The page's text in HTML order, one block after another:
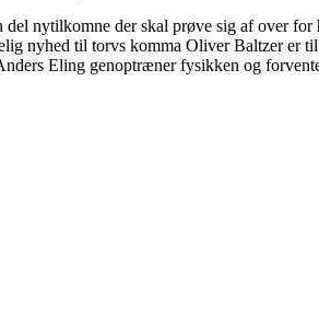
nytilkomne der skal prøve sig af over
nyhed til torvs komma Oliver Baltzer er
Eling genoptræner fysikken og